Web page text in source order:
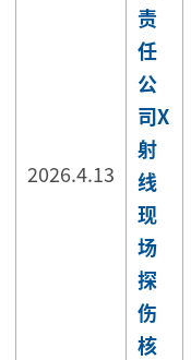
2026.4.13
责
任
公
司X
射
线
现
场
探
伤
核